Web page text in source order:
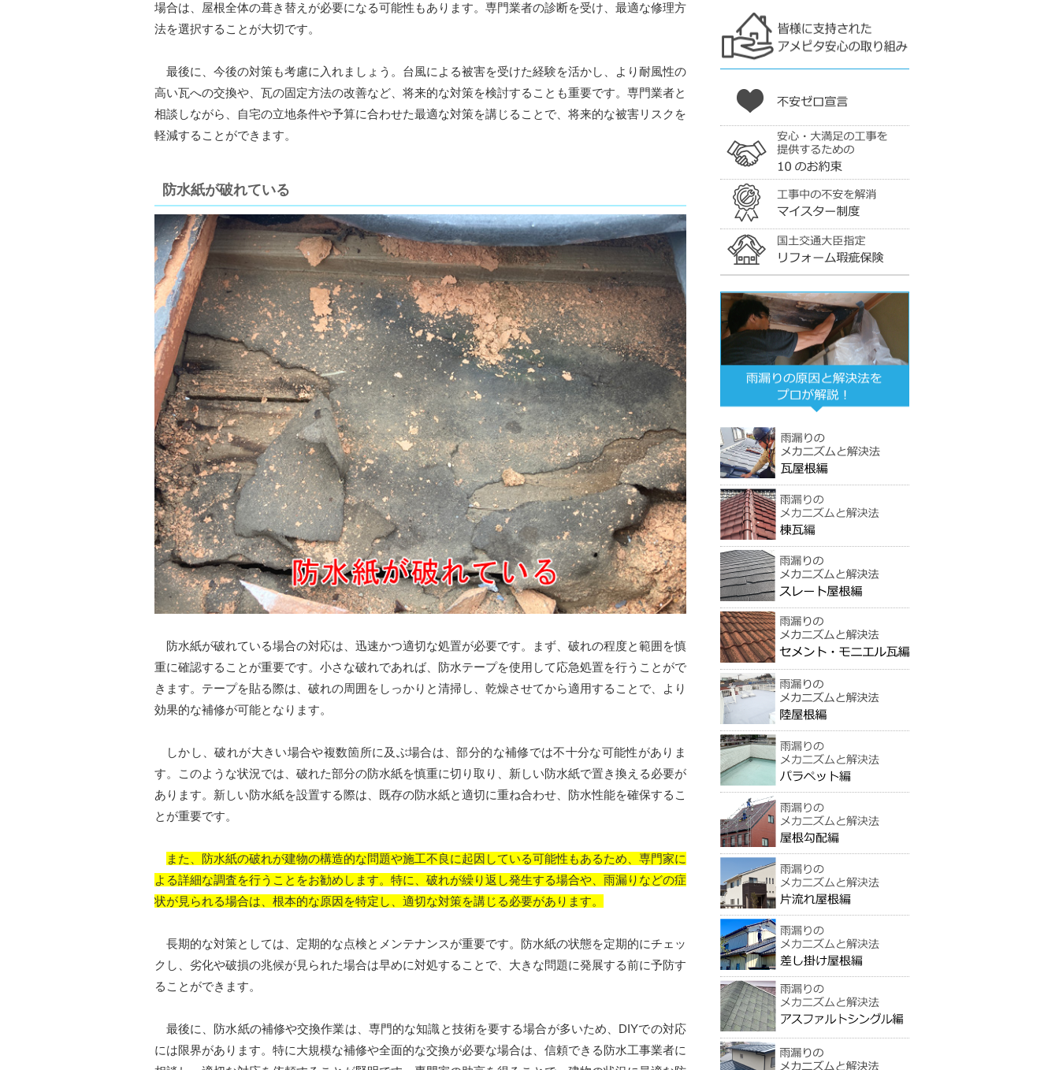
場合は、屋根全体の葺き替えが必要になる可能性もあります。専門業者の診断を受け、最適な修理方
法を選択することが大切です。
最後に、今後の対策も考慮に入れましょう。台風による被害を受けた経験を活かし、より耐風性の
高い瓦への交換や、瓦の固定方法の改善など、将来的な対策を検討することも重要です。専門業者と
相談しながら、自宅の立地条件や予算に合わせた最適な対策を講じることで、将来的な被害リスクを
軽減することができます。
防水紙が破れている
防水紙が破れている場合の対応は、迅速かつ適切な処置が必要です。まず、破れの程度と範囲を慎
重に確認することが重要です。小さな破れであれば、防水テープを使用して応急処置を行うことがで
きます。テープを貼る際は、破れの周囲をしっかりと清掃し、乾燥させてから適用することで、より
効果的な補修が可能となります。
しかし、破れが大きい場合や複数箇所に及ぶ場合は、部分的な補修では不十分な可能性がありま
す。このような状況では、破れた部分の防水紙を慎重に切り取り、新しい防水紙で置き換える必要が
あります。新しい防水紙を設置する際は、既存の防水紙と適切に重ね合わせ、防水性能を確保するこ
とが重要です。
また、防水紙の破れが建物の構造的な問題や施工不良に起因している可能性もあるため、専門家に
よる詳細な調査を行うことをお勧めします。特に、破れが繰り返し発生する場合や、雨漏りなどの症
状が見られる場合は、根本的な原因を特定し、適切な対策を講じる必要があります。
長期的な対策としては、定期的な点検とメンテナンスが重要です。防水紙の状態を定期的にチェッ
クし、劣化や破損の兆候が見られた場合は早めに対処することで、大きな問題に発展する前に予防す
ることができます。
最後に、防水紙の補修や交換作業は、専門的な知識と技術を要する場合が多いため、DIYでの対応
には限界があります。特に大規模な補修や全面的な交換が必要な場合は、信頼できる防水工事業者に